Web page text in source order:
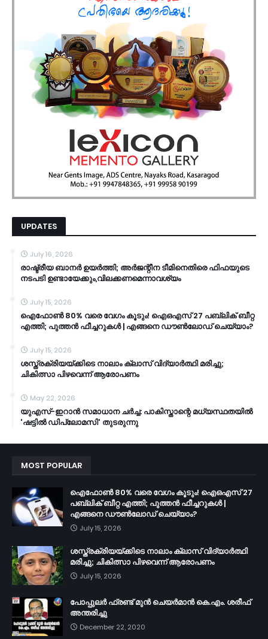
UPDATES
July 16, 2026
രാഷ്ട്രീയ ബാനർ ഉയർത്തി; അർജന്റീന ടീമിനെതിരെ ഫിഫയുടെ
നടപടി ഉണ്ടായേക്കും,വിലക്കണമെന്നാവശ്യം
July 15, 2026
ഐഫോൺ 80% വരെ വേഗം കൂടും! ഐഒഎസ് 27 പബ്ലിക് ബീറ്റ
എത്തി; പുത്തൻ ഫീച്ചറുകൾ | എങ്ങനെ ഡൗൺലോഡ് ചെയ്യാം?
July 15, 2026
ശസ്ത്രക്രിയയ്ക്കിടെ നാലാം ക്ലാസ് വിദ്യാർത്ഥി മരിച്ചു;
ചികിത്സാ പിഴവെന്ന് ആരോപണം
May 22, 2026
യുഎസ്-ഇറാൻ സമാധാന ചർച്ച: പാകിസ്താന്റെ മധ്യസ്ഥതയിൽ
'ഷട്ടിൽ ഡിപ്ലോമസി' തുടരുന്നു
MOST POPULAR
ഐഫോൺ 80% വരെ വേഗം കൂടും! ഐഒഎസ് 27
പബ്ലിക് ബീറ്റ എത്തി; പുത്തൻ ഫീച്ചറുകൾ |
എങ്ങനെ ഡൗൺലോഡ് ചെയ്യാം?
July 15, 2026
ശസ്ത്രക്രിയയ്ക്കിടെ നാലാം ക്ലാസ് വിദ്യാർത്ഥി
മരിച്ചു; ചികിത്സാ പിഴവെന്ന് ആരോപണം
July 15, 2026
പോപ്പുലർ ഫ്രണ്ട്​ മുൻ ചെയർമാൻ കെ.എം. ശരീഫ്​
അന്തരിച്ചു
December 22, 2020